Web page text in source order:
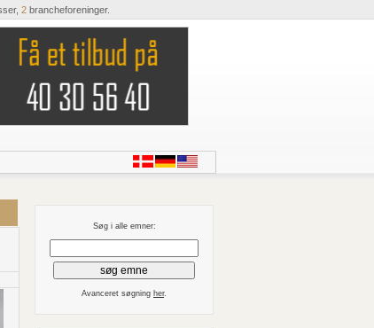
2 brancheforeninger.
Søg i alle emner:
Avanceret søgning her.